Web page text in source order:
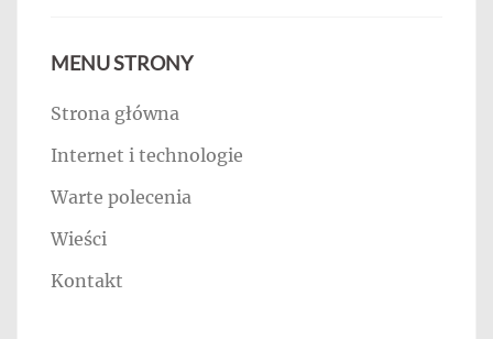
MENU STRONY
Strona główna
Internet i technologie
Warte polecenia
Wieści
Kontakt